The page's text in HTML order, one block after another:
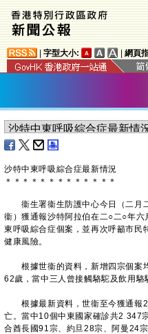
字型大小: 網頁
沙特中東呼吸綜合症最新情況
＊ ＊ ＊ ＊ ＊ ＊ ＊ ＊ ＊ ＊ ＊ ＊ ＊
衞生署衞生防護中心今日（二月
衞）獲通報沙特阿拉伯在二○二○年
東呼吸綜合症個案，並再次呼籲市民
健康風險。
根據世衞的資料，新增四宗個案
62歲，當中三人曾接觸駱駝及飲用駱
根據最新資料，世衞至今獲通報2
亡。當中10個中東國家確診共2 347
合酋長國91宗、約旦28宗、阿曼24